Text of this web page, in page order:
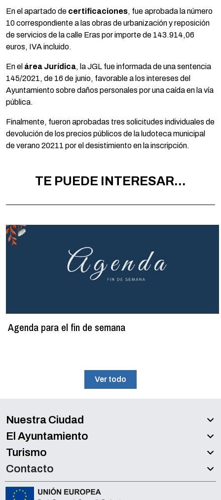
En el apartado de certificaciones, fue aprobada la número
10 correspondiente a las obras de urbanización y reposición
de servicios de la calle Eras por importe de 143.914,06
euros, IVA incluido.
En el área Jurídica, la JGL fue informada de una sentencia
145/2021, de 16 de junio, favorable a los intereses del
Ayuntamiento sobre daños personales por una caída en la vía
pública.
Finalmente, fueron aprobadas tres solicitudes individuales de
devolución de los precios públicos de la ludoteca municipal
de verano 20211 por el desistimiento en la inscripción.
TE PUEDE INTERESAR...
Agenda para el fin de semana
Ver todo
Nuestra Ciudad
El Ayuntamiento
Turismo
Contacto